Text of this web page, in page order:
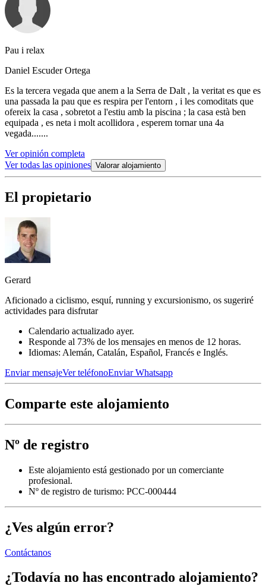
Pau i relax
Daniel Escuder Ortega
Es la tercera vegada que anem a la Serra de Dalt , la veritat es que es
una passada la pau que es respira per l'entorn , i les comoditats que
ofereix la casa , sobretot a l'estiu amb la piscina ; la casa està ben
equipada , es neta i molt acollidora , esperem tornar una 4a
vegada.......
Ver opinión completa
Ver todas las opiniones Valorar alojamiento
El propietario
Gerard
Aficionado a ciclismo, esquí, running y excursionismo, os sugeriré
actividades para disfrutar
Calendario actualizado ayer.
Responde al 73% de los mensajes en menos de 12 horas.
Idiomas: Alemán, Catalán, Español, Francés e Inglés.
Enviar mensajeVer teléfonoEnviar Whatsapp
Comparte este alojamiento
Nº de registro
Este alojamiento está gestionado por un comerciante
profesional.
Nº de registro de turismo: PCC-000444
¿Ves algún error?
Contáctanos
¿Todavía no has encontrado alojamiento?